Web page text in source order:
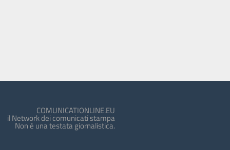
COMUNICATIONLINE.EU
il Network dei comunicati stampa
Non è una testata giornalistica.